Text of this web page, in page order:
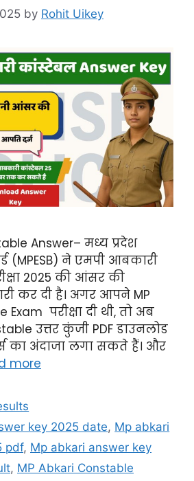
by Rohit Uikey
Answer– मध्य प्रदेश
(MPESB) ने एमपी आबकारी
2025 की आंसर की
कर दी है। अगर आपने MP
Exam परीक्षा दी थी, तो अब
उत्तर कुंजी PDF डाउनलोड
का अंदाजा लगा सकते हैं। और
more
key 2025 date, Mp abkari
pdf, Mp abkari answer key
, MP Abkari Constable